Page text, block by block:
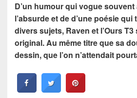
D’un humour qui vogue
l’absurde et de d’une poésie
divers sujets, Raven et l’Ours T3
original. Au même titre que sa
dessin, que l’on n’attendait